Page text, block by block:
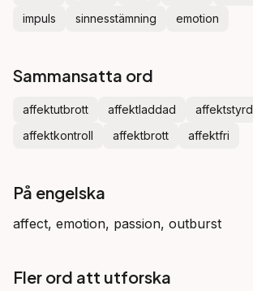
impuls
sinnesstämning emotion
Sammansatta ord
affektutbrott affektladdad
affektstyrd
affektkontroll
affektbrott affektfri
På engelska
affect, emotion, passion, outburst
Fler ord att utforska